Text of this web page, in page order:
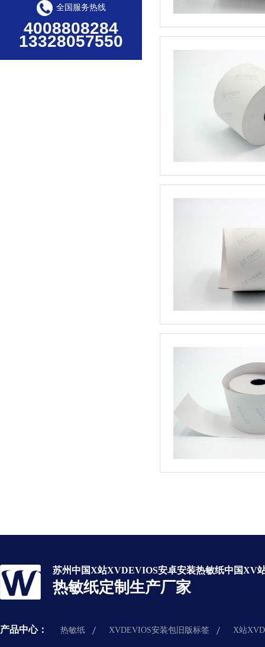
全国服务热线
4008808284
13328057550
苏州中国X站XVDEVIOS安卓安装热敏纸中国XV
热敏纸定制生产厂家
产品中心： 热敏纸 XVDEVIOS安装包旧版标签 X站